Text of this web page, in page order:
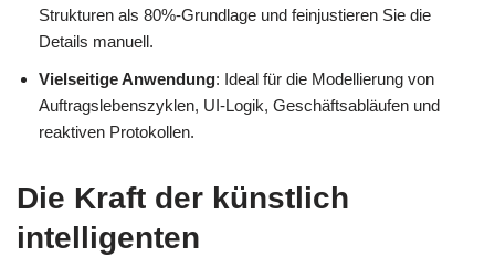
Strukturen als 80%-Grundlage und feinjustieren Sie die
Details manuell.
Vielseitige Anwendung: Ideal für die Modellierung von
Auftragslebenszyklen, UI-Logik, Geschäftsabläufen und
reaktiven Protokollen.
Die Kraft der künstlich
intelligenten